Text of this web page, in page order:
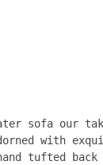
sofa our
with
tufted back